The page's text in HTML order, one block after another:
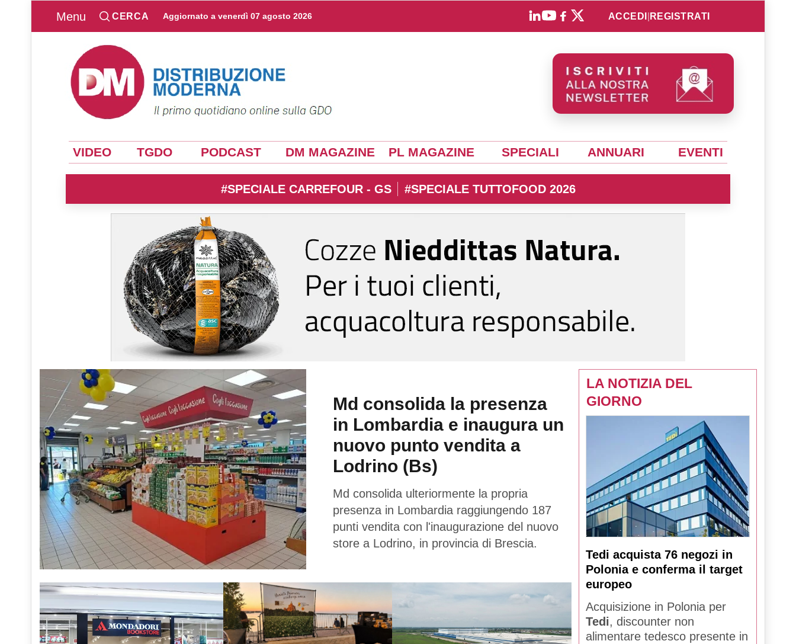
Menu CERCA Aggiornato a venerdì 07 agosto 2026 ACCEDI REGISTRATI
VIDEO TGDO PODCAST DM MAGAZINE PL MAGAZINE SPECIALI ANNUARI EVENTI
#SPECIALE CARREFOUR - GS #SPECIALE TUTTOFOOD 2026
Md consolida la presenza
in Lombardia e inaugura un
nuovo punto vendita a
Lodrino (Bs)
Md consolida ulteriormente la propria
presenza in Lombardia raggiungendo 187
punti vendita con l'inaugurazione del nuovo
store a Lodrino, in provincia di Brescia.
LA NOTIZIA DEL
GIORNO
Tedi acquista 76 negozi in
Polonia e conferma il target
europeo
Acquisizione in Polonia per
Tedi, discounter non
alimentare tedesco presente in